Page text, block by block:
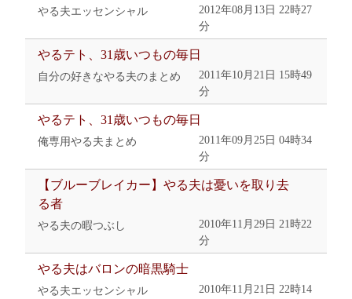
やる夫エッセンシャル
2012年08月13日 22時27
分
やるテト、31歳いつもの毎日
自分の好きなやる夫のまとめ
2011年10月21日 15時49
分
やるテト、31歳いつもの毎日
俺専用やる夫まとめ
2011年09月25日 04時34
分
【ブルーブレイカー】やる夫は憂いを取り去
る者
やる夫の暇つぶし
2010年11月29日 21時22
分
やる夫はバロンの暗黒騎士
やる夫エッセンシャル 2010年11月21日 22時14